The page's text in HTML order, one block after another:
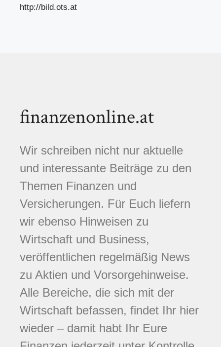
http://bild.ots.at
finanzenonline.at
Wir schreiben nicht nur aktuelle
und interessante Beiträge zu den
Themen Finanzen und
Versicherungen. Für Euch liefern
wir ebenso Hinweisen zu
Wirtschaft und Business,
veröffentlichen regelmäßig News
zu Aktien und Vorsorgehinweise.
Alle Bereiche, die sich mit der
Wirtschaft befassen, findet Ihr hier
wieder – damit habt Ihr Eure